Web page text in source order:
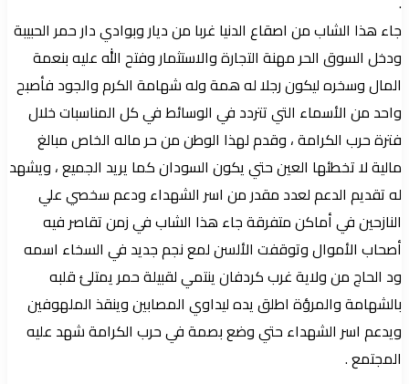
جاء هذا الشاب من اصقاع الدنيا غربا من ديار وبوادي دار حمر الحبيبة
ودخل السوق الحر مهنة التجارة والاستثمار وفتح الله عليه بنعمة
المال وسخره ليكون رجلا له همة وله شهامة الكرم والجود فأصبح
واحد من الأسماء التي تتردد في الوسائط في كل المناسبات خلال
فترة حرب الكرامة ، وقدم لهذا الوطن من حر ماله الخاص مبالغ
مالية لا تخطئها العين حتي يكون السودان كما يريد الجميع ، ويشهد
له تقديم الدعم لعدد مقدر من اسر الشهداء ودعم سخصي علي
النازحين في أماكن متفرقة جاء هذا الشاب في زمن تقاصر فيه
أصحاب الأموال وتوقفت الألسن لمع نجم جديد في السخاء اسمه
ود الحاج من ولاية غرب كردفان ينتمي لقبيلة حمر يمتلئ قلبه
بالشهامة والمرؤة اطلق يده ليداوي المصابين وينقذ الملهوفين
ويدعم اسر الشهداء حتي وضع بصمة في حرب الكرامة شهد عليه
المجتمع .